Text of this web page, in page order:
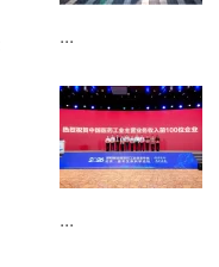
...
...